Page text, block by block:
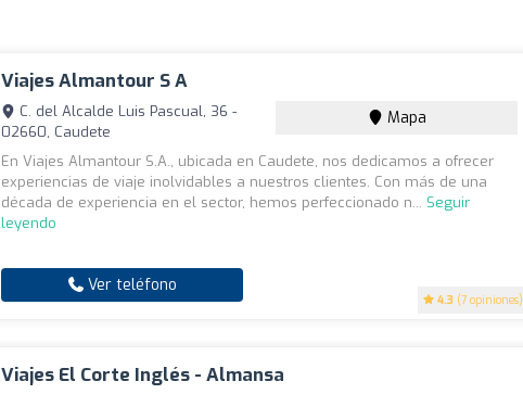
Viajes Almantour S A
4.3 (7 opiniones)
C. del Alcalde Luis Pascual, 36 -
02660, Caudete
Mapa
En Viajes Almantour S.A., ubicada en Caudete, nos dedicamos a ofrecer
experiencias de viaje inolvidables a nuestros clientes. Con más de una
década de experiencia en el sector, hemos perfeccionado n... Seguir
leyendo
Ver teléfono
Viajes El Corte Inglés - Almansa